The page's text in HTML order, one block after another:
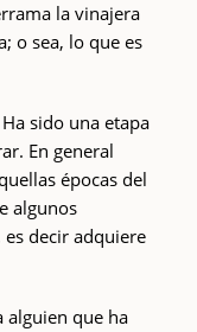
la vinajera
o sea, lo que es
sido una etapa
En general
épocas del
algunos
decir adquiere
alguien que ha